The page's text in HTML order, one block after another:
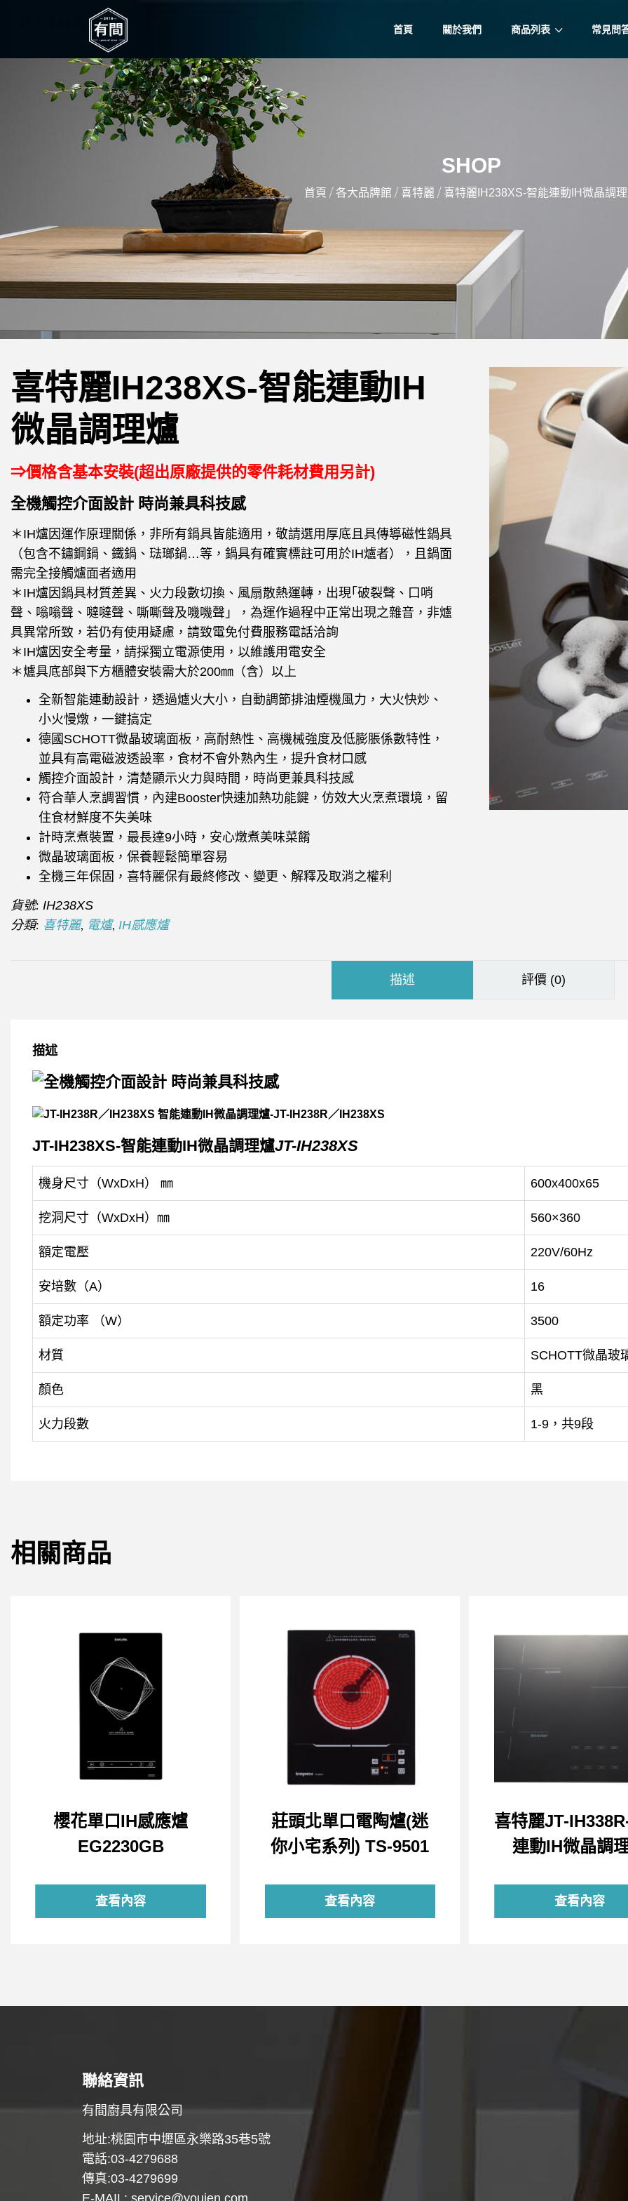
首頁 關於我們 商品列表 常見問
SHOP
首頁 / 各大品牌館 / 喜特麗 / 喜特麗IH238XS-智能連動IH微晶調
喜特麗IH238XS-智能連動IH
微晶調理爐
⇒價格含基本安裝(超出原廠提供的零件耗材費用另計)
全機觸控介面設計 時尚兼具科技感
＊IH爐因運作原理關係，非所有鍋具皆能適用，敬請選用厚底且具傳導磁性鍋具
（包含不鏽鋼鍋、鐵鍋、琺瑯鍋…等，鍋具有確實標註可用於IH爐者），且鍋面
需完全接觸爐面者適用
＊IH爐因鍋具材質差異、火力段數切換、風扇散熱運轉，出現｢破裂聲、口哨
聲、嗡嗡聲、噠噠聲、嘶嘶聲及嘰嘰聲」，為運作過程中正常出現之雜音，非爐
具異常所致，若仍有使用疑慮，請致電免付費服務電話洽詢
＊IH爐因安全考量，請採獨立電源使用，以維護用電安全
＊爐具底部與下方櫃體安裝需大於200㎜（含）以上
全新智能連動設計，透過爐火大小，自動調節排油煙機風力，大火快炒、
小火慢燉，一鍵搞定
德國SCHOTT微晶玻璃面板，高耐熱性、高機械強度及低膨脹係數特性，
並具有高電磁波透設率，食材不會外熟內生，提升食材口感
觸控介面設計，清楚顯示火力與時間，時尚更兼具科技感
符合華人烹調習慣，內建Booster快速加熱功能鍵，仿效大火烹煮環境，留
住食材鮮度不失美味
計時烹煮裝置，最長達9小時，安心燉煮美味菜餚
微晶玻璃面板，保養輕鬆簡單容易
全機三年保固，喜特麗保有最終修改、變更、解釋及取消之權利
貨號: IH238XS
分類: 喜特麗, 電爐, IH感應爐
描述 評價 (0)
描述
JT-IH238XS-智能連動IH微晶調理爐JT-IH238XS
機身尺寸（WxDxH） ㎜ 600x400x65
挖洞尺寸（WxDxH）㎜ 560×360
額定電壓 220V/60Hz
安培數（A） 16
額定功率 （W） 3500
材質 SCHOTT微晶玻
顏色 黑
火力段數 1-9，共9段
相關商品
櫻花單口IH感應爐
EG2230GB
查看內容
莊頭北單口電陶爐(迷
你小宅系列) TS-9501
查看內容
喜特麗JT-
連動IH微晶調
查看內容
聯絡資訊
有間廚具有限公司
地址:桃園市中壢區永樂路35巷5號
電話:03-4279688
傳真:03-4279699
E-MAIL: service@youjen.com